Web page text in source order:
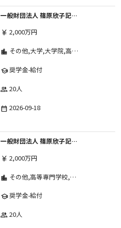
一般財団法人 篠原欣子記念財団 (海外留学奨学金グループ)
currency_yen 2,000万円
location_city その他,大学,大学院,高等学校,高等専門学校,専修学校,短期大学
school奨学金-給付
group 20人
date_range 2026-09-18
一般財団法人 篠原欣子記念財団 (海外留学奨学金グループ)
currency_yen 2,000万円
location_city その他,高等専門学校,専修学校,短期大学,高等学校,大学院,大学
school奨学金-給付
group 20人